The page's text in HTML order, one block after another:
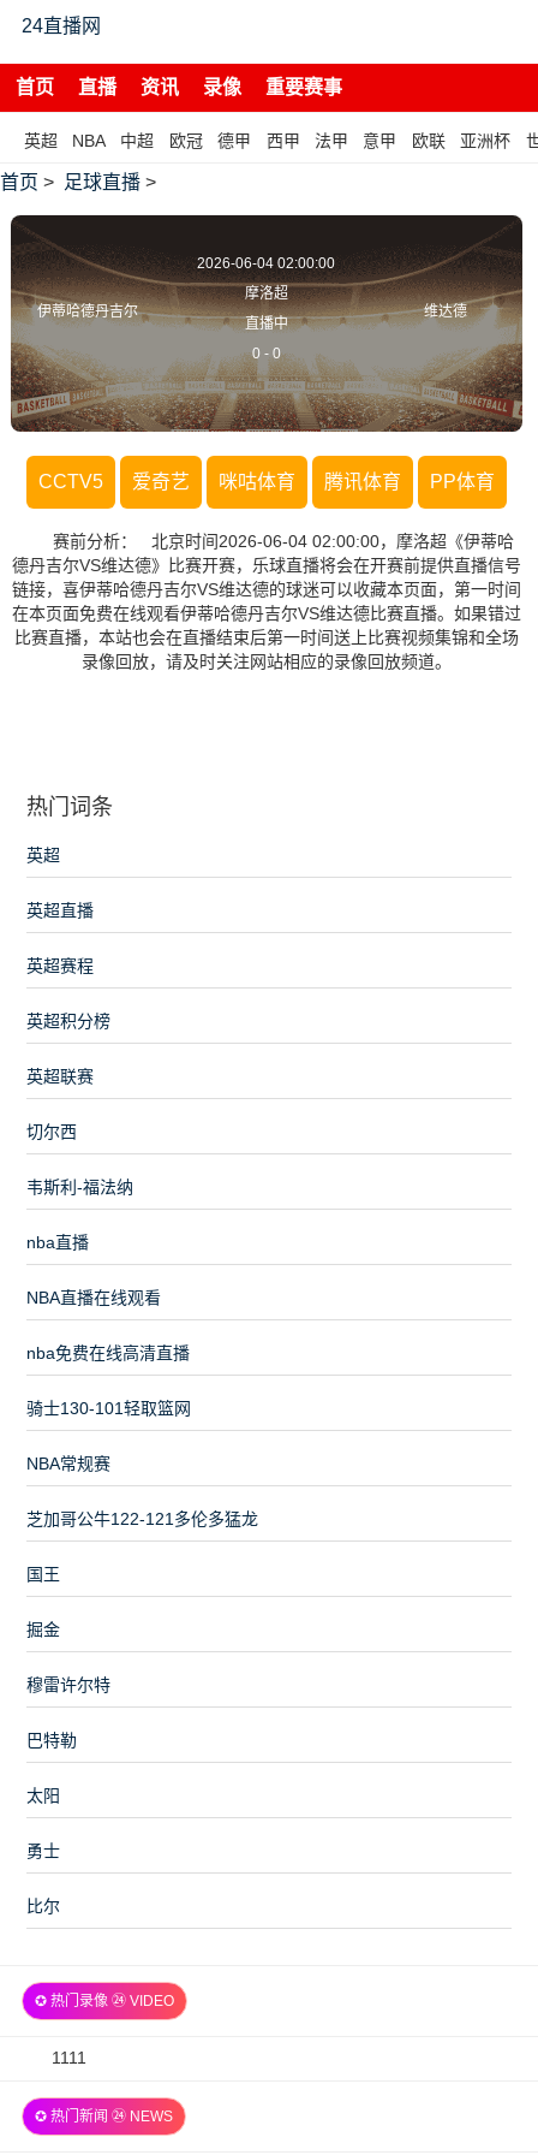
24直播网
首页 直播 资讯 录像 重要赛事
英超 NBA 中超 欧冠 德甲 西甲 法甲 意甲 欧联 亚洲杯
首页 > 足球直播 >
伊蒂哈德丹吉尔
2026-06-04 02:00:00
摩洛超
直播中
0 - 0
维达德
CCTV5 爱奇艺 咪咕体育 腾讯体育 PP体育
赛前分析： 北京时间2026-06-04 02:00:00，摩洛超《伊蒂哈
德丹吉尔VS维达德》比赛开赛，乐球直播将会在开赛前提供直播信号
链接，喜伊蒂哈德丹吉尔VS维达德的球迷可以收藏本页面，第一时间
在本页面免费在线观看伊蒂哈德丹吉尔VS维达德比赛直播。如果错过
比赛直播，本站也会在直播结束后第一时间送上比赛视频集锦和全场
录像回放，请及时关注网站相应的录像回放频道。
热门词条
英超
英超直播
英超赛程
英超积分榜
英超联赛
切尔西
韦斯利-福法纳
nba直播
NBA直播在线观看
nba免费在线高清直播
骑士130-101轻取篮网
NBA常规赛
芝加哥公牛122-121多伦多猛龙
国王
掘金
穆雷许尔特
巴特勒
太阳
勇士
比尔
✪ 热门录像 ㉔ VIDEO
2026-
06
1111
✪ 热门新闻 ㉔ NEWS